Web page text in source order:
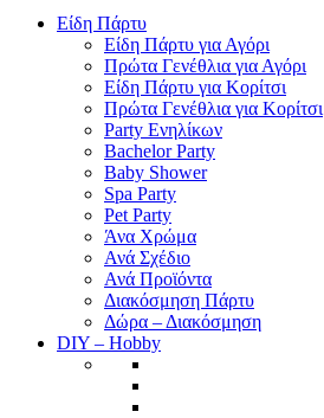
Είδη Πάρτυ
Είδη Πάρτυ για Αγόρι
Πρώτα Γενέθλια για Αγόρι
Είδη Πάρτυ για Κορίτσι
Πρώτα Γενέθλια για Κορίτσι
Party Ενηλίκων
Bachelor Party
Baby Shower
Spa Party
Pet Party
Άνα Χρώμα
Ανά Σχέδιο
Ανά Προϊόντα
Διακόσμηση Πάρτυ
Δώρα – Διακόσμηση
DIY – Hobby